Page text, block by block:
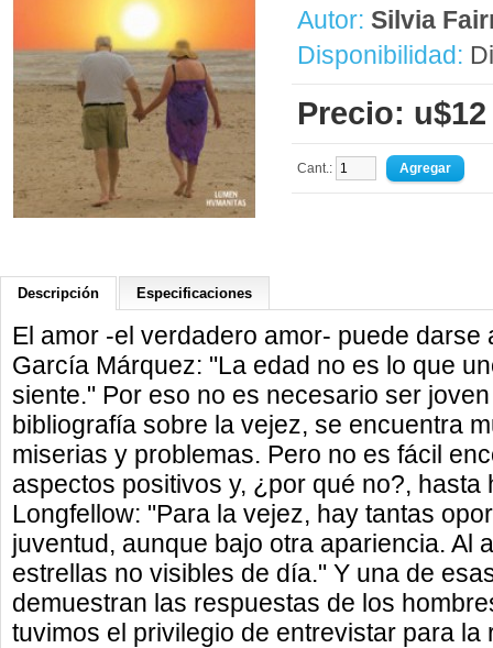
Autor: Silvia
Disponibilidad:
Precio: u$12
Cant.:
Descripción Especificaciones
El amor -el verdadero amor- puede
García Márquez: "La edad no es lo que
siente." Por eso no es necesario ser
bibliografía sobre la vejez, se encuentra
miserias y problemas. Pero no es fácil
aspectos positivos y, ¿por qué no?,
Longfellow: "Para la vejez, hay tantas
juventud, aunque bajo otra apariencia. Al
estrellas no visibles de día." Y una de
demuestran las respuestas de los
tuvimos el privilegio de entrevistar para la